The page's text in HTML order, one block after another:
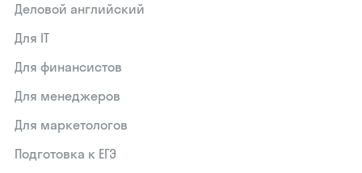
Деловой английский
Для IT
Для финансистов
Для менеджеров
Для маркетологов
Подготовка к ЕГЭ